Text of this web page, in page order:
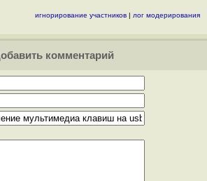
игнорирование участников | лог модерирования
комментарий